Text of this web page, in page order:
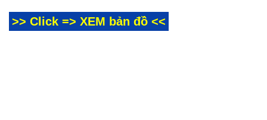
>> Click => XEM bản đồ <<